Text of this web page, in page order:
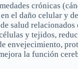
crónicas
el daño celular y
salud
y tejidos,
envejecimiento,
la función